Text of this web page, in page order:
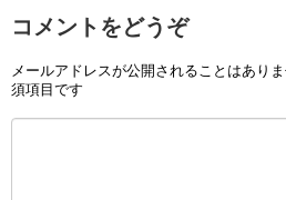
コメントをどうぞ
メールアドレスが公開されることはありま
須項目です